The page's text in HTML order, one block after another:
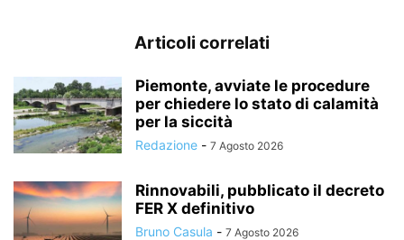
Articoli correlati
Piemonte, avviate le procedure
per chiedere lo stato di calamità
per la siccità
Redazione - 7 Agosto 2026
Rinnovabili, pubblicato il decreto
FER X definitivo
Bruno Casula - 7 Agosto 2026